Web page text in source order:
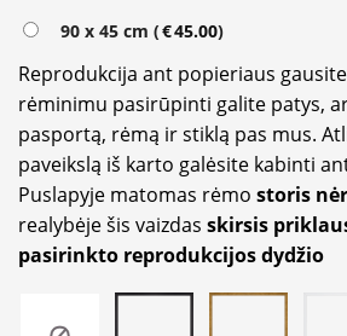
90 x 45 cm (€45.00)
Reprodukcija ant popieriaus
rėminimu pasirūpinti galite patys,
pasportą, rėmą ir stiklą pas mus.
paveikslą iš karto galėsite kabinti
Puslapyje matomas rėmo storis
realybėje šis vaizdas skirsis
pasirinkto reprodukcijos dydžio